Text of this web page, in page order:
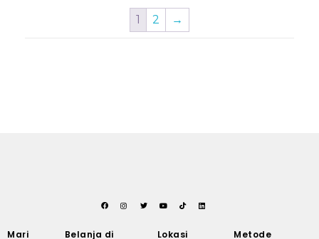
1 2 →
Mari Belanja di Lokasi Metode